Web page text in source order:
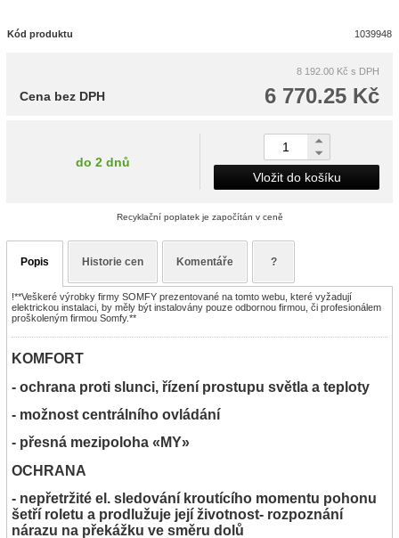
Kód produktu 1039948
8 192.00 Kč s DPH
6 770.25 Kč
Cena bez DPH
do 2 dnů
Vložit do košíku
Recyklační poplatek je započítán v ceně
Popis Historie cen Komentáře ?
!**Veškeré výrobky firmy SOMFY prezentované na tomto webu, které vyžadují
elektrickou instalaci, by měly být instalovány pouze odbornou firmou, či profesionálem
proškoleným firmou Somfy.**
KOMFORT
- ochrana proti slunci, řízení prostupu světla a teploty
- možnost centrálního ovládání
- přesná mezipoloha «MY»
OCHRANA
- nepřetržité el. sledování kroutícího momentu pohonu
šetří roletu a prodlužuje její životnost- rozpoznání
nárazu na překážku ve směru dolů